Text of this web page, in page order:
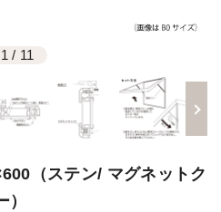
1 / 11
（ステン/ マグネットク